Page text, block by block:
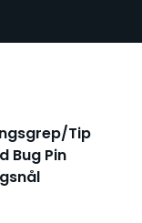
Tip
Bug Pin